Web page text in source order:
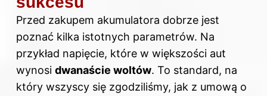
Przed zakupem akumulatora dobrze jest
poznać kilka istotnych parametrów. Na
przykład napięcie, które w większości aut
wynosi dwanaście woltów. To standard, na
który wszyscy się zgodziliśmy, jak z umową o